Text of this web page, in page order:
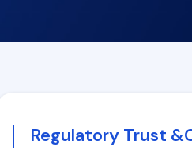
Regulatory Trust